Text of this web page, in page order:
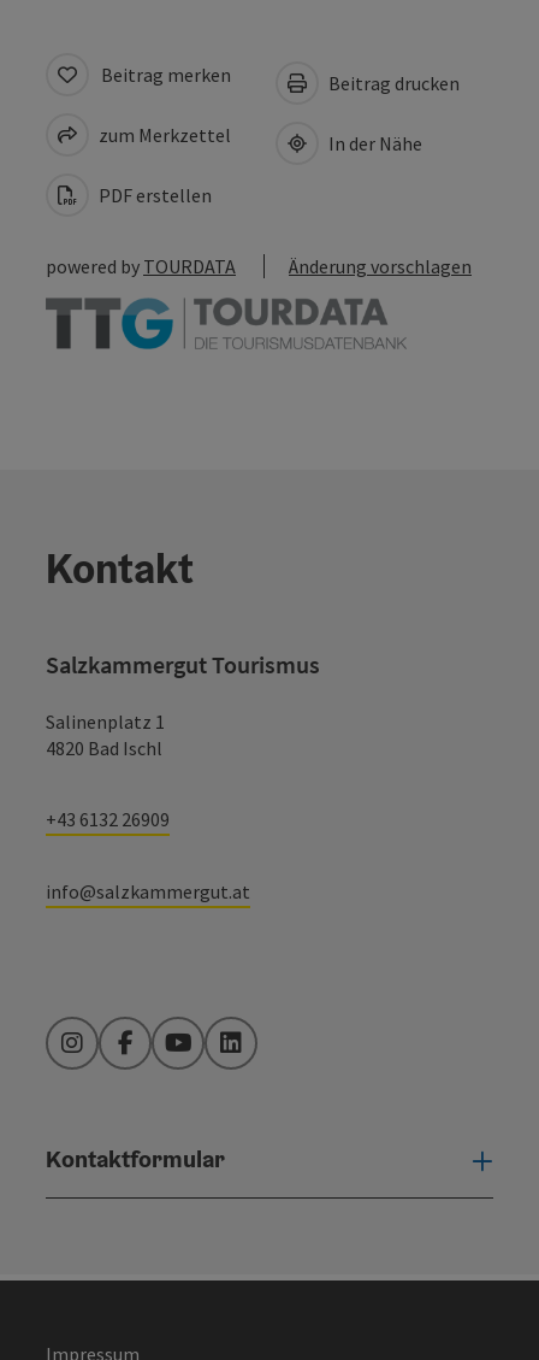
Beitrag merken
zum Merkzettel
PDF erstellen
Beitrag drucken
In der Nähe
powered by TOURDATA Änderung vorschlagen
Kontakt
Salzkammergut Tourismus
Salinenplatz 1
4820 Bad Ischl
+43 6132 26909
info@salzkammergut.at
InstagramFacebookYouTubeLinkedIn
Kontaktformular
Impressum